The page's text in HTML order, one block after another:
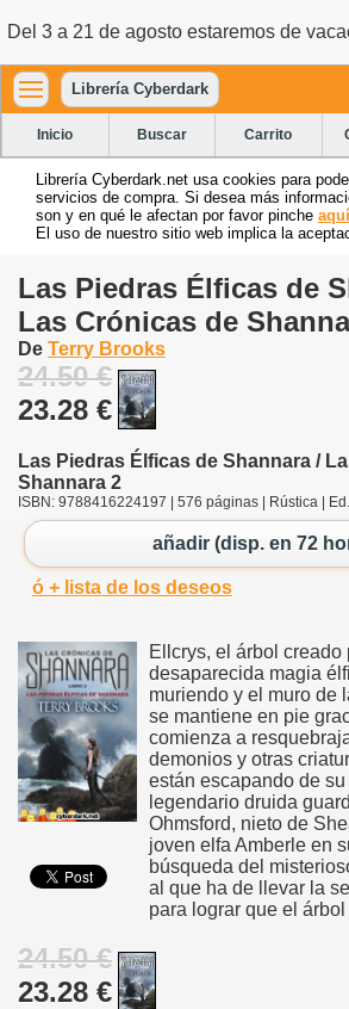
Del 3 a 21 de agosto estaremos de
Librería Cyberdark
Inicio Buscar Carrito
Librería Cyberdark.net usa cookies para
servicios de compra. Si desea más
son y en qué le afectan por favor pinche aquí
El uso de nuestro sitio web implica la
Las Piedras Élficas de
Las Crónicas de
De Terry Brooks
24.50 €
23.28 €
Las Piedras Élficas de Shannara /
Shannara 2
ISBN: 9788416224197 | 576 páginas | Rústica |
añadir (disp. en 72
ó + lista de los deseos
Ellcrys, el árbol creado
desaparecida magia
muriendo y el muro de
se mantiene en pie
comienza a
demonios y otras
están escapando de
legendario druida
Ohmsford, nieto de
joven elfa Amberle en
búsqueda del
al que ha de llevar la
para lograr que el
24.50 €
23.28 €